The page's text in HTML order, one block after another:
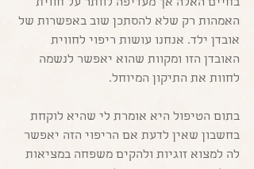
בחיים האלה אך מעדיפה לוותר על חווית
האמהות רק שלא להסתכן שוב באפשרות של
אובדן ילד. אנחנו עושות ריפוי לחווית
האובדן הזו ומקוות שהוא יאפשר לנשמה
לחוות את התיקון המיוחל.
בתום הטיפול היא אומרת לי שהיא לוקחת
בחשבון שאין לדעת אם הריפוי הזה יאפשר
לה למצוא זוגיות ולהקים משפחה במציאות